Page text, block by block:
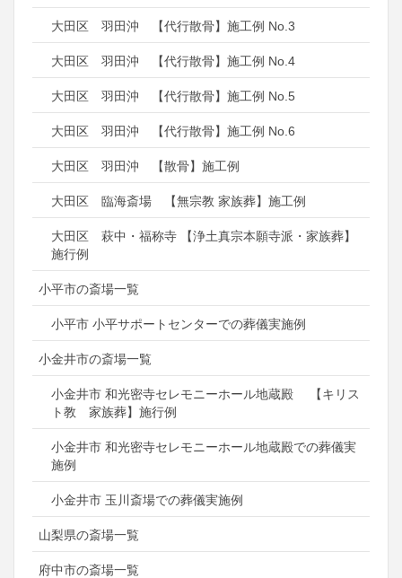
大田区 羽田沖 【代行散骨】施工例 No.3
大田区 羽田沖 【代行散骨】施工例 No.4
大田区 羽田沖 【代行散骨】施工例 No.5
大田区 羽田沖 【代行散骨】施工例 No.6
大田区 羽田沖 【散骨】施工例
大田区 臨海斎場 【無宗教 家族葬】施工例
大田区 萩中・福称寺 【浄土真宗本願寺派・家族葬】
施行例
小平市の斎場一覧
小平市 小平サポートセンターでの葬儀実施例
小金井市の斎場一覧
小金井市 和光密寺セレモニーホール地蔵殿 【キリス
ト教 家族葬】施行例
小金井市 和光密寺セレモニーホール地蔵殿での葬儀実
施例
小金井市 玉川斎場での葬儀実施例
山梨県の斎場一覧
府中市の斎場一覧